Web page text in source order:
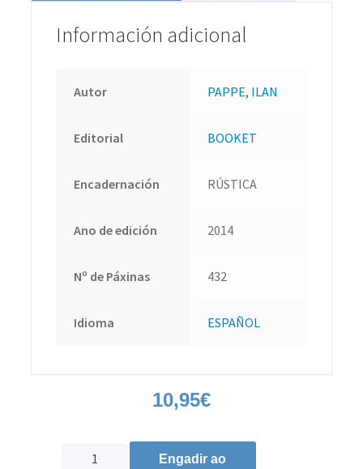
Información adicional
Autor PAPPE, ILAN
Editorial BOOKET
Encadernación RÚSTICA
Ano de edición 2014
Nº de Páxinas 432
Idioma ESPAÑOL
10,95€
Engadir ao